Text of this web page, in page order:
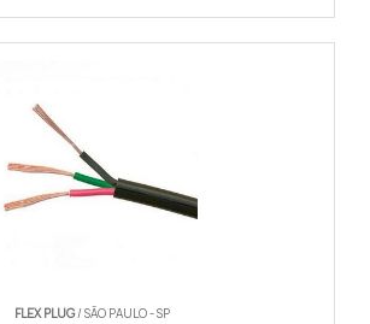
FLEX PLUG/ SÃO PAULO - SP